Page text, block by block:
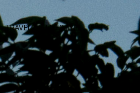
TRAVEL LIFESTYLE